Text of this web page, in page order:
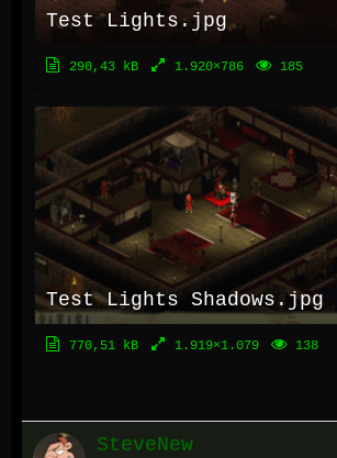
Test Lights.jpg
290,43 kB 1.920×786 185
Test Lights Shadows.jpg
770,51 kB 1.919×1.079 138
SteveNew